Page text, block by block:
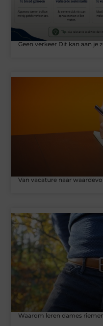
Geen verkeer Dit kan aan je
Van vacature naar
Waarom leren dames